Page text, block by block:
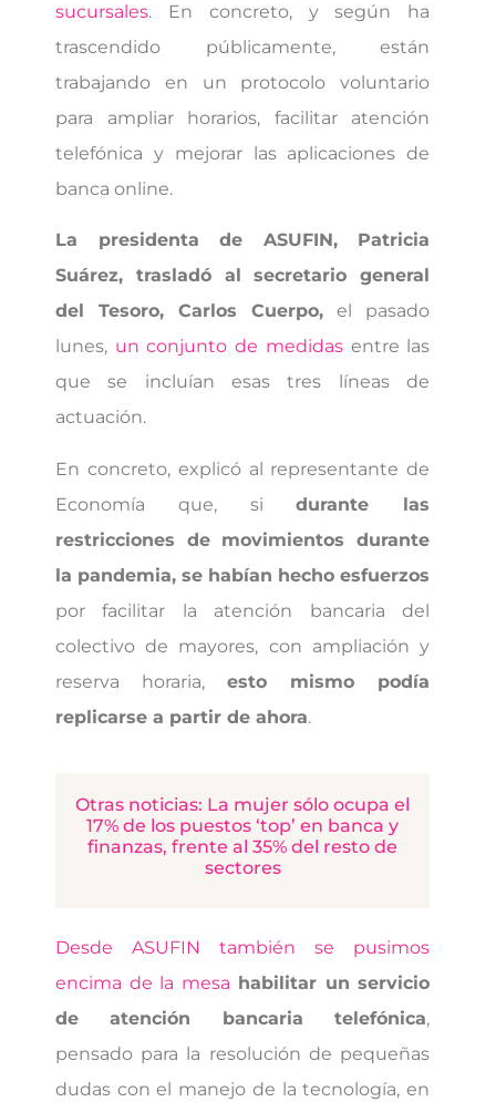
sucursales. En concreto, y según ha
trascendido públicamente, están
trabajando en un protocolo voluntario
para ampliar horarios, facilitar atención
telefónica y mejorar las aplicaciones de
banca online.
La presidenta de ASUFIN, Patricia
Suárez, trasladó al secretario general
del Tesoro, Carlos Cuerpo, el pasado
lunes, un conjunto de medidasentre las
que se incluían esas tres líneas de
actuación.
En concreto, explicó al representante de
Economía que, sidurante las
restricciones de movimientos durante
la pandemia, se habían hecho esfuerzos
por facilitar la atención bancaria del
colectivo de mayores, con ampliación y
reserva horaria,esto mismo podía
replicarse a partir de ahora.
Otras noticias: La mujer sólo ocupa el
17% de los puestos ‘top’ en banca y
finanzas, frente al 35% del resto de
sectores
Desde ASUFIN también se pusimos
encima de la mesa habilitar un servicio
de atención bancaria telefónica,
pensado para la resolución de pequeñas
dudas con el manejo de la tecnología, en